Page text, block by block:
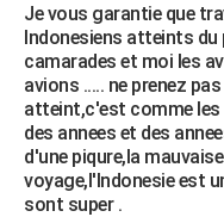
Je vous garantie que
Indonesiens atteints du
camarades et moi les
avions ..... ne prenez
atteint,c'est comme les
des annees et des
d'une piqure,la
voyage,l'Indonesie est
sont super .